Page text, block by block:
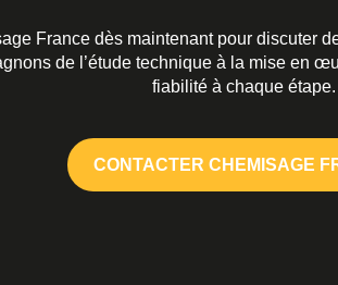
France dès maintenant pour discuter
de l’étude technique à la mise en
fiabilité à chaque étape.
CONTACTER CHEMISAGE